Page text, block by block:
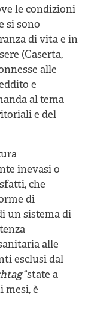
le condizioni
si sono
di vita e in
(Caserta,
alle
e
al tema
e del
inevasi o
che
di
un sistema di
alle
esclusi dal
“state a
mesi, è